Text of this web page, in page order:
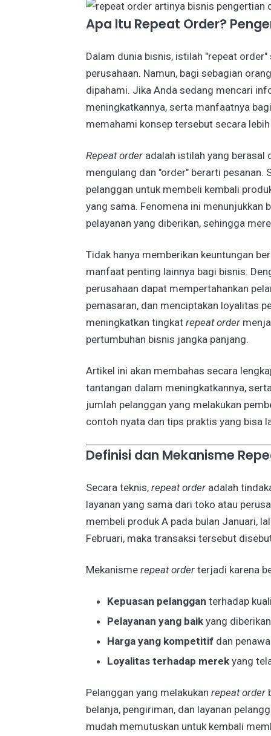
Apa Itu Repeat Order?
Dalam dunia bisnis, istilah "repeat
perusahaan. Namun, bagi sebagian
dipahami. Jika Anda sedang mencari
meningkatkannya, serta manfaatnya
memahami konsep tersebut secara
Repeat order adalah istilah yang berasal
mengulang dan "order" berarti pesanan.
pelanggan untuk membeli kembali
yang sama. Fenomena ini menunjukkan
pelayanan yang diberikan, sehingga
Tidak hanya memberikan keuntungan
manfaat penting lainnya bagi bisnis.
perusahaan dapat mempertahankan
pemasaran, dan menciptakan loyalitas
meningkatkan tingkat repeat order
pertumbuhan bisnis jangka panjang.
Artikel ini akan membahas secara
tantangan dalam meningkatkannya,
jumlah pelanggan yang melakukan
contoh nyata dan tips praktis yang bisa
Definisi dan Mekanisme
Secara teknis, repeat order adalah
layanan yang sama dari toko atau
membeli produk A pada bulan Januari,
Februari, maka transaksi tersebut
Mekanisme repeat order terjadi karena
Kepuasan pelanggan terhadap
Pelayanan yang baik yang
Harga yang kompetitif dan
Loyalitas terhadap merek yang
Pelanggan yang melakukan repeat order
belanja, pengiriman, dan layanan
mudah memutuskan untuk kembali